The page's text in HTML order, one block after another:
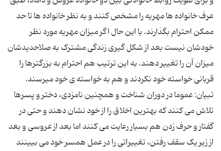
عرف خانواده ها مهریه را مشخص کنند و به نظر خانواده ها تا حد
ممکن احترام بگذارند. با این حال اگر میزان مهریه مورد نظر
خودشان نیست بعد از شکل گیری زندگی مشترک به صلاحدیدشان
میزان آن را تغییر دهند. به این ترتیب هم احترام به بزرگترها را
قربانی خواسته خود نکردند و هم به خواسته ی خود میرسند.
تبیان: عموما در دوران شناخت و همچنین نامزدی، دختر و پسرها
تلاش می کنند که بهترین اخلاق را از خود نشان دهند و حتی در
گفتار و حرف زدن هم بسیار رعایت می کنند اما بعد از عروسی و بعد
از زیر یک سقف رفتن، تغییراتی را در عمل همسر خود می بیینند